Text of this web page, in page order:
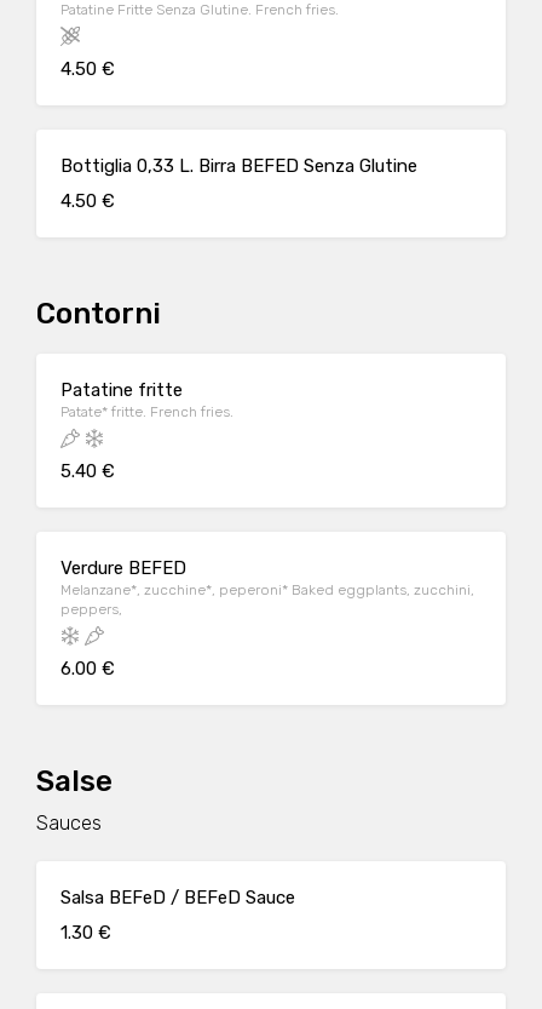
Patatine Fritte Senza Glutine. French fries.
4.50 €
Bottiglia 0,33 L. Birra BEFED Senza Glutine
4.50 €
Contorni
Patatine fritte
Patate* fritte. French fries.
5.40 €
Verdure BEFED
Melanzane*, zucchine*, peperoni* Baked eggplants, zucchini,
peppers,
6.00 €
Salse
Sauces
Salsa BEFeD / BEFeD Sauce
1.30 €